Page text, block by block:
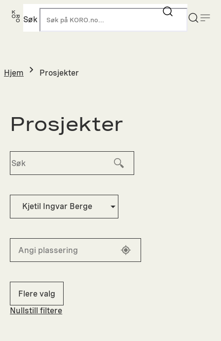
Hopp
Søk
Hjem Prosjekter
Prosjekter
Kjetil Ingvar Berge
Flere valg
Nullstill filtere